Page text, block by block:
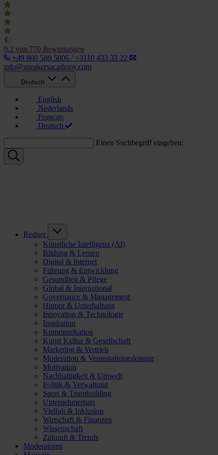
9.2 von 770 Bewertungen
+49 800 589 5006 / +3110 433 33 22
info@speakersacademy.com
Deutsch
English
Nederlands
Français
Deutsch
Einen Suchbegriff eingeben:
Redner
Künstliche Intelligenz (AI)
Bildung & Lernen
Digital & Internet
Führung & Entwicklung
Gesundheit & Pflege
Global & International
Governance & Management
Humor & Unterhaltung
Innovation & Technologie
Inspiration
Kommunikation
Kunst Kultur & Gesellschaft
Marketing & Vertrieb
Moderation & Veranstaltungsleitung
Motivation
Nachhaltigkeit & Umwelt
Politik & Verwaltung
Sport & Teambuilding
Unternehmertum
Vielfalt & Inklusion
Wirtschaft & Finanzen
Wissenschaft
Zukunft & Trends
Moderatoren